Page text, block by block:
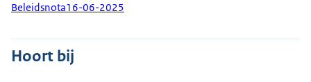
Beleidsnota16-06-2025
Hoort bij